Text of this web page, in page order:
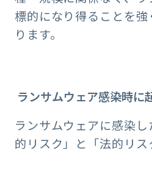
標的になり得ることを
ります。
ランサムウェア感染時に
ランサムウェアに感染
的リスク」と「法的リス